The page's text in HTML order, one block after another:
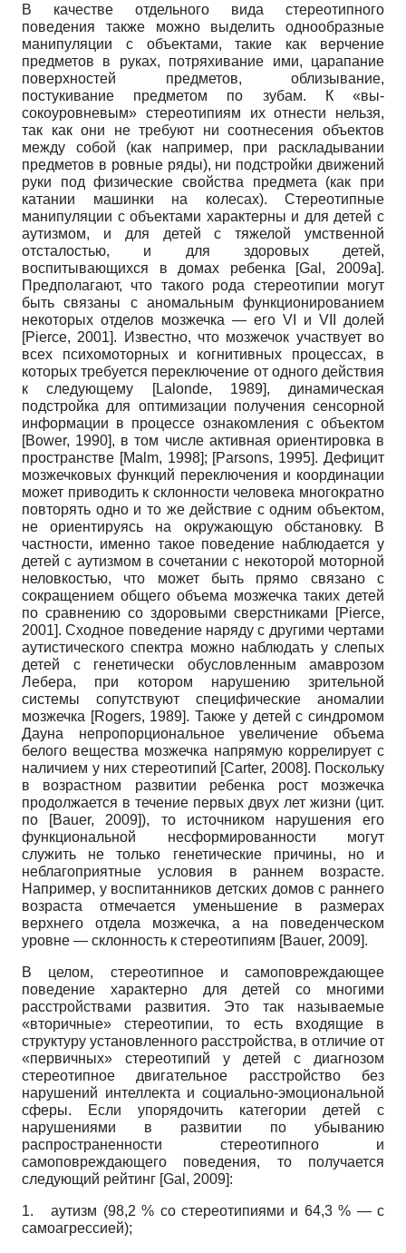
В качестве отдельного вида стереотипного
поведения также можно выделить однообразные
манипуляции с объектами, такие как верчение
предметов в руках, потряхивание ими, царапание
поверхностей предметов, облизывание,
постукивание предметом по зубам. К «вы­
сокоуровневым» стереотипиям их отнести нельзя,
так как они не требуют ни соотнесения объектов
между собой (как например, при раскладывании
предметов в ровные ряды), ни подстройки движений
руки под физические свойства предмета (как при
катании машинки на колесах). Стереотипные
манипуляции с объектами характерны и для детей с
аутизмом, и для детей с тяжелой умственной
отсталостью, и для здоровых детей,
воспитывающихся в домах ребенка [Gal, 2009а].
Предполагают, что такого рода стереоти­пии могут
быть связаны с аномальным функционированием
некоторых отделов мозжечка — его VI и VII долей
[Pierce, 2001]. Известно, что мозжечок участвует во
всех психомоторных и когнитивных процессах, в
которых требуется переключение от одного действия
к следующему
[Lalonde, 1989], динамическая
подстройка для оптимизации получения сенсорной
информации в процессе ознакомления с объектом
[Bower, 1990], в том числе активная ориентировка в
пространстве [Malm, 1998]; [Parsons, 1995]. Дефицит
мозжечковых функций переключения и координации
может приводить к склонности человека многократно
повторять одно и то же действие с одним объектом,
не ориентируясь на окружающую обстановку. В
частности, именно такое поведение наблюдается у
детей с аутизмом в сочетании с некоторой моторной
неловкостью, что может быть прямо связано с
сокращением общего объема мозжечка таких детей
по сравнению со здоровыми сверстниками
[Pierce,
2001]. Сходное поведение наряду с другими чертами
аутистическо­го спектра можно наблюдать у слепых
детей с генетически обусловленным амаврозом
Лебера, при котором нарушению зрительной
системы сопутствуют специфические аномалии
мозжечка [Rogers, 1989]. Также у детей с синдромом
Дауна непропорциональное увеличение объема
белого вещества мозжечка напрямую коррелирует с
наличием у них стереотипий [Carter, 2008]. Поскольку
в возрастном развитии ребенка рост мозжечка
продолжается в течение первых двух лет жизни (цит.
по
[Bauer, 2009]), то источником нарушения его
функциональной несформированности могут
служить не только генетические причины, но и
неблагоприятные условия в раннем возрасте.
Например, у воспитанников детских домов с раннего
возраста отмечается уменьшение в размерах
верхнего отдела мозжечка, а на поведенческом
уровне — склонность к сте­реотипиям [Bauer, 2009].
В целом, стереотипное и самоповреждающее
поведение характерно для детей со многими
расстройствами развития. Это так называемые
«вторичные» стереотипии, то есть входящие в
структуру установленного расстройства, в отличие от
«первичных» стереотипий у детей с диагнозом
стереотипное двигательное расстройство без
нарушений интеллекта и социально-эмоциональной
сферы. Если упорядочить категории детей с
нарушениями в развитии по убыванию
распространенности стереотипного и
самоповреждающего поведения, то получается
следующий рейтинг [Gal, 2009]:
1.аутизм (98,2 % со стереотипиями и 64,3 % — с
самоагрессией);